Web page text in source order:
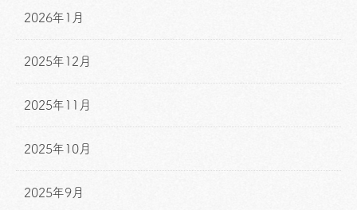
2026年1月
2025年12月
2025年11月
2025年10月
2025年9月